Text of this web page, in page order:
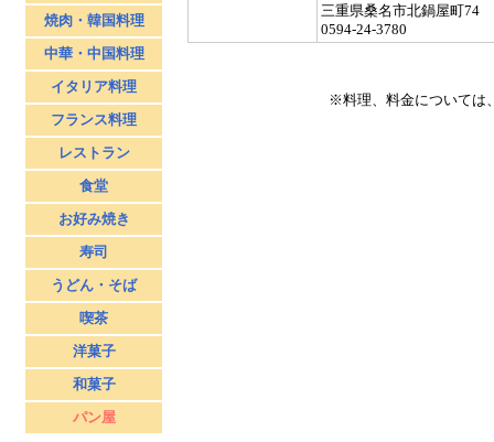
焼肉・韓国料理
中華・中国料理
イタリア料理
フランス料理
レストラン
食堂
お好み焼き
寿司
うどん・そば
喫茶
洋菓子
和菓子
パン屋
三重県桑名市北鍋屋町74
0594-24-3780
※料理、料金については